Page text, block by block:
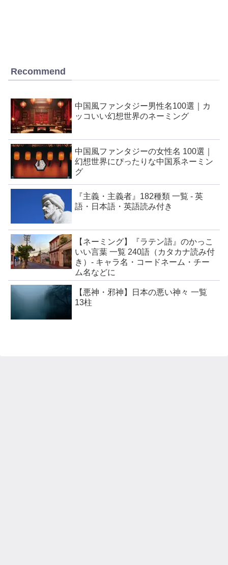
Recommend
中国風ファンタジー男性名100選｜カ
ッコいい幻想世界のネーミング
中国風ファンタジーの女性名 100選｜
幻想世界にぴったりな中国系ネーミン
グ
『主義・主義者』182種類 一覧 - 英
語・日本語・英語読み付き
【ネーミング】『ラテン語』のかっこ
いい言葉 一覧 240語（カタカナ読み付
き）- キャラ名・コードネーム・チー
ム名などに
【悪神・邪神】日本の悪い神々 一覧
13柱